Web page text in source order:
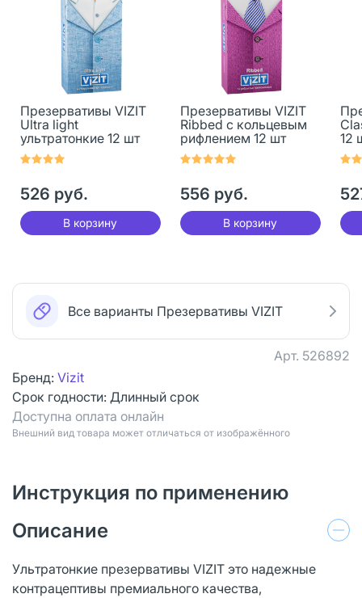
Презервативы VIZIT
Ultra light
ультратонкие 12 шт
526 руб.
В корзину
Презервативы VIZIT
Ribbed с кольцевым
рифлением 12 шт
556 руб.
В корзину
12
Все варианты Презервативы VIZIT
Арт. 526892
Бренд: Vizit
Срок годности: Длинный срок
Доступна оплата онлайн
Bнешний вид товара может отличаться от изображённого
Инструкция по применению
Описание
Ультратонкие презервативы VIZIT это надежные
контрацептивы премиального качества,